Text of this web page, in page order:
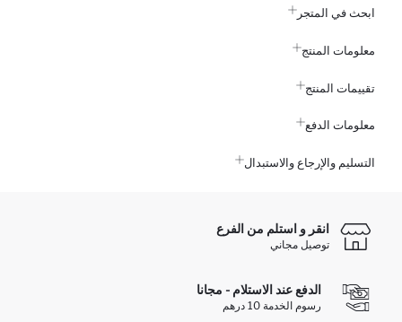
ابحث في المتجر
معلومات المنتج
تقييمات المنتج
معلومات الدفع
التسليم والإرجاع والاستبدال
انقر و استلم من الفرع
توصيل مجاني
الدفع عند الاستلام - مجانا
رسوم الخدمة 10 درهم